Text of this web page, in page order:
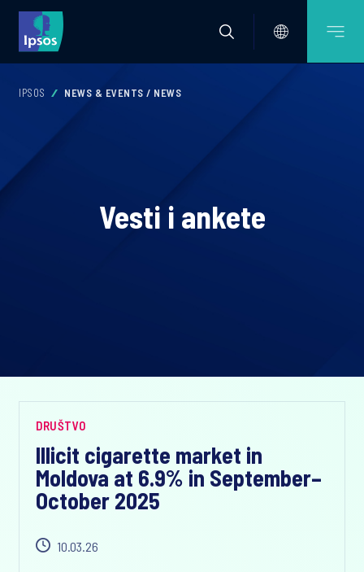
IPSOS NEWS & EVENTS / NEWS
Vesti i ankete
DRUŠTVO
Illicit cigarette market in
Moldova at 6.9% in September–
October 2025
10.03.26